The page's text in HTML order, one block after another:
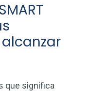
que significa